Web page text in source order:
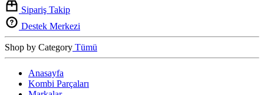
Sipariş Takip
Destek Merkezi
Shop by Category Tümü
Anasayfa
Kombi Parçaları